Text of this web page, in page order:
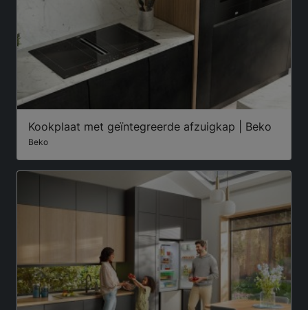
Kookplaat met geïntegreerde afzuigkap | Beko
Beko